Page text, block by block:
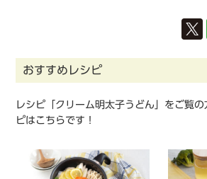
おすすめレシピ
レシピ「クリーム明太⼦うどん」をご覧
ピはこちらです！